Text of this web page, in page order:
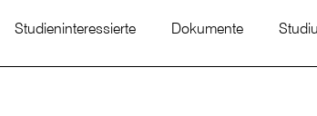
Studieninteressierte Dokumente